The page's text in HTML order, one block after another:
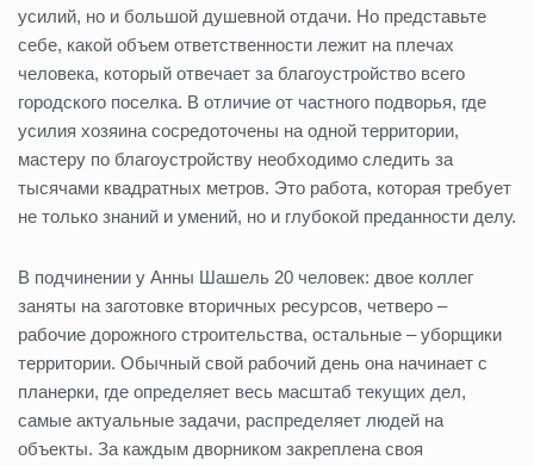
усилий, но и большой душевной отдачи. Но представьте
себе, какой объем ответственности лежит на плечах
человека, который отвечает за благоустройство всего
городского поселка. В отличие от частного подворья, где
усилия хозяина сосредоточены на одной территории,
мастеру по благоустройству необходимо следить за
тысячами квадратных метров. Это работа, которая требует
не только знаний и умений, но и глубокой преданности делу.
В подчинении у Анны Шашель 20 человек: двое коллег
заняты на заготовке вторичных ресурсов, четверо –
рабочие дорожного строительства, остальные – уборщики
территории. Обычный свой рабочий день она начинает с
планерки, где определяет весь масштаб текущих дел,
самые актуальные задачи, распределяет людей на
объекты. За каждым дворником закреплена своя